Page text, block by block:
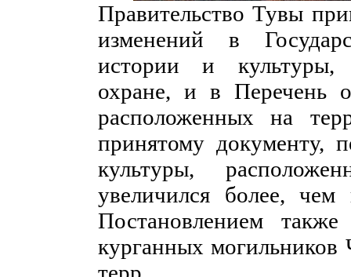
Правительство Тувы
изменений в
истории и культуры,
охране, и в Перечень
расположенных на
принятому документу,
культуры,
увеличился более,
Постановлением
курганных